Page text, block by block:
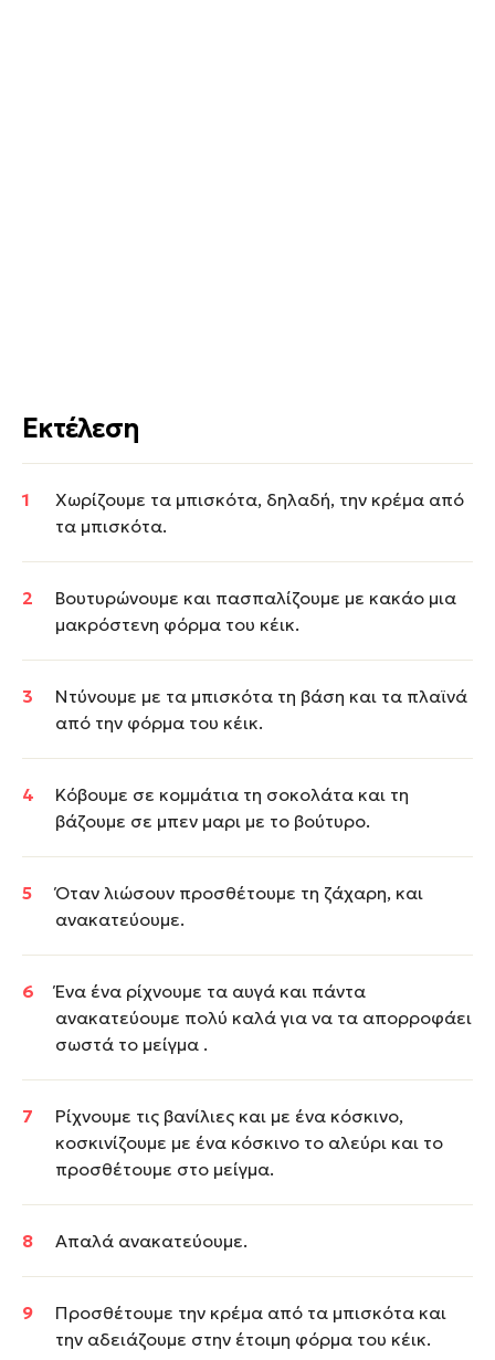
Εκτέλεση
Xωρίζουμε τα μπισκότα, δηλαδή, την κρέμα από
τα μπισκότα.
Βουτυρώνουμε και πασπαλίζουμε με κακάο μια
μακρόστενη φόρμα του κέικ.
Ντύνουμε με τα μπισκότα τη βάση και τα πλαϊνά
από την φόρμα του κέικ.
Κόβουμε σε κομμάτια τη σοκολάτα και τη
βάζουμε σε μπεν μαρι με το βούτυρο.
Όταν λιώσουν προσθέτουμε τη ζάχαρη, και
ανακατεύουμε.
Ένα ένα ρίχνουμε τα αυγά και πάντα
ανακατεύουμε πολύ καλά για να τα απορροφάει
σωστά το μείγμα .
Ρίχνουμε τις βανίλιες και με ένα κόσκινο,
κοσκινίζουμε με ένα κόσκινο το αλεύρι και το
προσθέτουμε στο μείγμα.
Απαλά ανακατεύουμε.
Προσθέτουμε την κρέμα από τα μπισκότα και
την αδειάζουμε στην έτοιμη φόρμα του κέικ.